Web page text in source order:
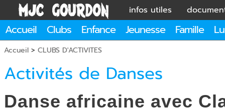
infos utiles
Accueil Clubs Enfance Jeunesse Famille
Accueil > CLUBS D'ACTIVITES
Activités de Danses
Danse africaine avec